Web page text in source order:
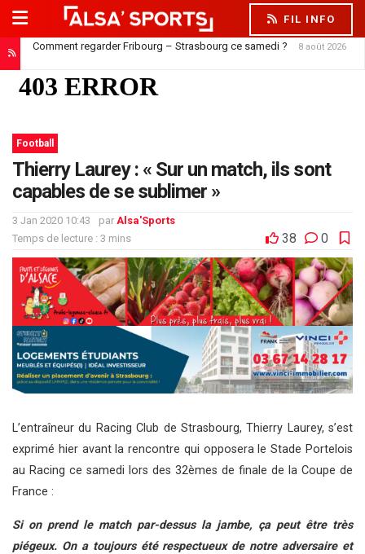
FIL INFO
Comment regarder Fribourg – Strasbourg ce samedi ? 8 août 2026
Football
Thierry Laurey : « Sur un match, ils sont
capables de se sublimer »
3 Jan 2020 10:43 par Alsa'Sports
Temps de lecture : 3 mins
38 0
L’entraîneur du Racing Club de Strasbourg, Thierry Laurey, s’est
exprimé hier avant la rencontre qui opposera le Stade Portelois
au Racing ce samedi lors des 32èmes de finale de la Coupe de
France :
Si on prend le match par-dessus la jambe, ça peut être très
piégeux. On a toujours été respectueux de notre adversaire et